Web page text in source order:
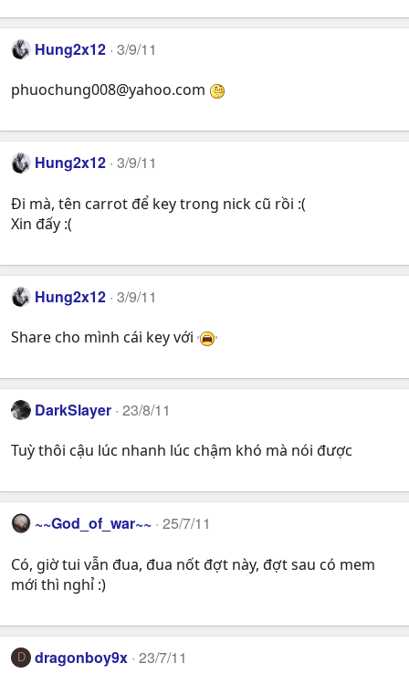
Hung2x12 3/9/11
phuochung008@yahoo.com
Hung2x12 3/9/11
Đi mà, tên carrot để key trong nick cũ rồi :(
Xin đấy :(
Hung2x12 3/9/11
Share cho mình cái key với
DarkSlayer 23/8/11
Tuỳ thôi cậu lúc nhanh lúc chậm khó mà nói được
~~God_of_war~~ 25/7/11
Có, giờ tui vẫn đua, đua nốt đợt này, đợt sau có mem
mới thì nghỉ :)
D dragonboy9x 23/7/11